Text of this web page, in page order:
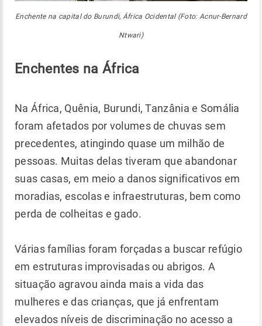
Enchente na capital do Burundi, África Ocidental (Foto: Acnur-Bernard
Ntwari)
Enchentes na África
Na África, Quênia, Burundi, Tanzânia e Somália
foram afetados por volumes de chuvas sem
precedentes, atingindo quase um milhão de
pessoas. Muitas delas tiveram que abandonar
suas casas, em meio a danos significativos em
moradias, escolas e infraestruturas, bem como
perda de colheitas e gado.
Várias famílias foram forçadas a buscar refúgio
em estruturas improvisadas ou abrigos. A
situação agravou ainda mais a vida das
mulheres e das crianças, que já enfrentam
elevados níveis de discriminação no acesso a